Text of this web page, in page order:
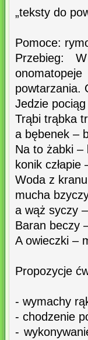
„teksty do
Pomoce:
Przebieg:
powtarzania.
Jedzie
Trąbi trąbka
a bębenek –
Na to żabki –
konik człapie
Woda z
mucha
a wąż syczy
Baran beczy
A owieczki –
Propozycje
- wymachy
- chodzenie
-